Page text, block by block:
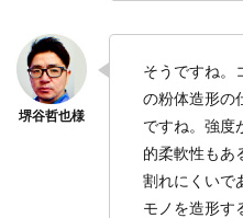
そうですね。
の粉体造形の
ですね。強度
的柔軟性もあ
割れにくいで
モノを造形す